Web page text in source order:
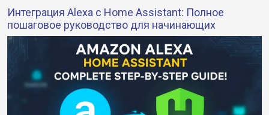
Интеграция Alexa с Home Assistant: Полное
пошаговое руководство для начинающих